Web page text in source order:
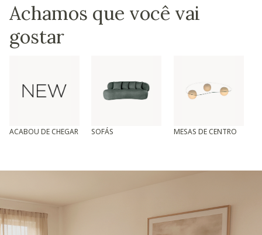
Achamos que você vai
gostar
ACABOU DE CHEGAR SOFÁS MESAS DE CENTRO